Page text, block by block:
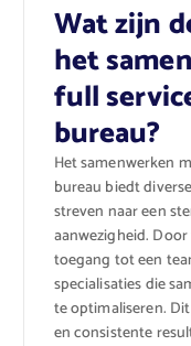
Wat zijn
het
full
bureau?
Het samenwerken
bureau biedt
streven naar een
aanwezigheid.
toegang tot een
specialisaties die
te optimaliseren.
en consistente